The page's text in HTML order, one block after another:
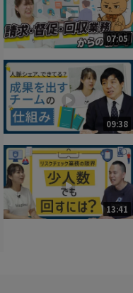
07:05
09:38
13:41